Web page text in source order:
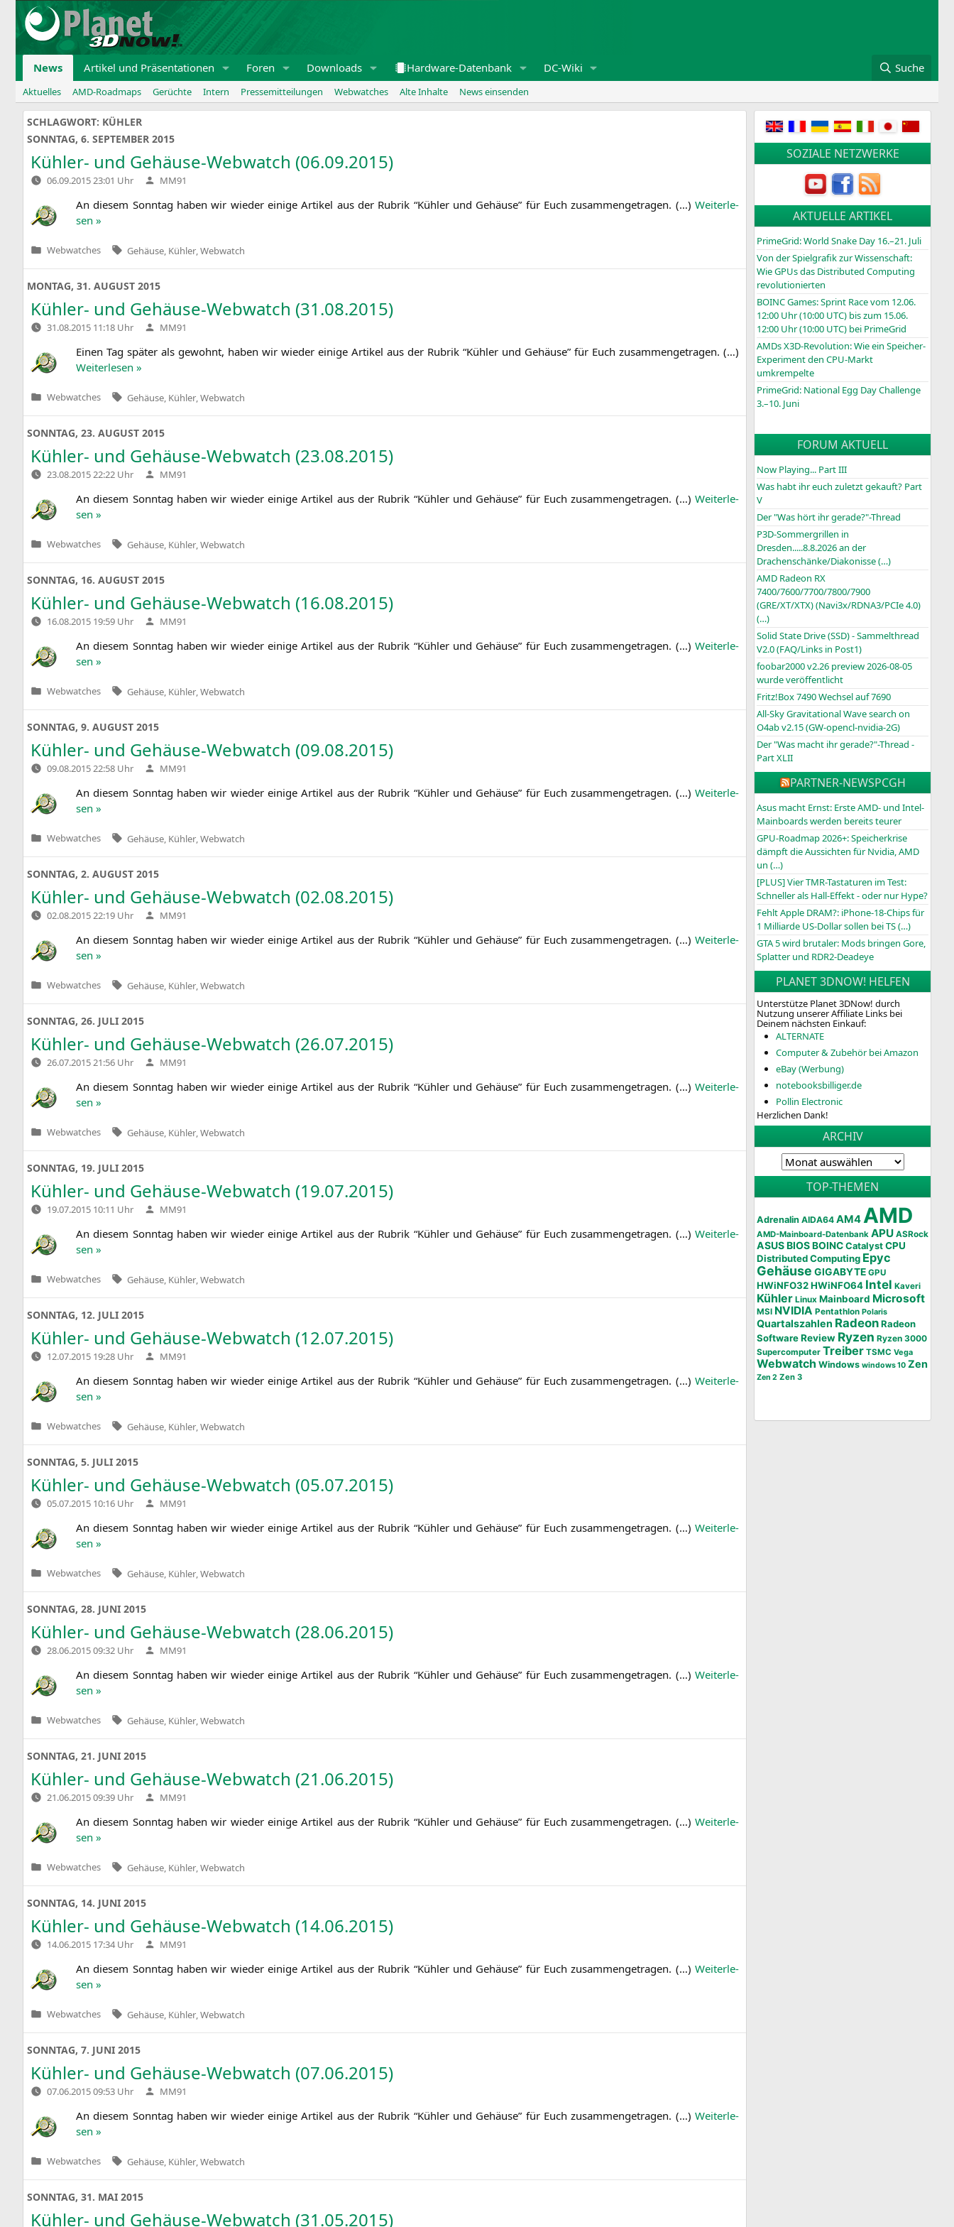
Zum
Inhalt
springen
News Artikel und Präsentationen Foren Downloads Hardware-Datenbank DC-Wiki Suche
Aktuelles AMD-Roadmaps Gerüchte Intern Pressemitteilungen Webwatches Alte Inhalte News einsenden
SCHLAGWORT: KÜHLER
SONNTAG, 6. SEPTEMBER 2015
Kühler- und Gehäuse-Webwatch (06.09.2015)
06.09.2015 23:01 Uhr Verfasst
von
MM91
An die­sem Sonn­tag haben wir wie­der eini­ge Arti­kel aus der Rubrik “Küh­ler und Gehäu­se” für Euch zusam­men­ge­tra­gen. (…) Wei­ter­le­
sen »
Veröffentlicht
Webwatches Tags:
Gehäuse Kühler Webwatch
MONTAG, 31. AUGUST 2015
Kühler- und Gehäuse-Webwatch (31.08.2015)
31.08.2015 11:18 Uhr Verfasst
von
MM91
Einen Tag spä­ter als gewohnt, haben wir wie­der eini­ge Arti­kel aus der Rubrik “Küh­ler und Gehäu­se” für Euch zusam­men­ge­tra­gen. (…)
Wei­ter­le­sen »
Veröffentlicht
Webwatches Tags:
Gehäuse Kühler Webwatch
SONNTAG, 23. AUGUST 2015
Kühler- und Gehäuse-Webwatch (23.08.2015)
23.08.2015 22:22 Uhr Verfasst
von
MM91
An die­sem Sonn­tag haben wir wie­der eini­ge Arti­kel aus der Rubrik “Küh­ler und Gehäu­se” für Euch zusam­men­ge­tra­gen. (…) Wei­ter­le­
sen »
Veröffentlicht
Webwatches Tags:
Gehäuse Kühler Webwatch
SONNTAG, 16. AUGUST 2015
Kühler- und Gehäuse-Webwatch (16.08.2015)
16.08.2015 19:59 Uhr Verfasst
von
MM91
An die­sem Sonn­tag haben wir wie­der eini­ge Arti­kel aus der Rubrik “Küh­ler und Gehäu­se” für Euch zusam­men­ge­tra­gen. (…) Wei­ter­le­
sen »
Veröffentlicht
Webwatches Tags:
Gehäuse Kühler Webwatch
SONNTAG, 9. AUGUST 2015
Kühler- und Gehäuse-Webwatch (09.08.2015)
09.08.2015 22:58 Uhr Verfasst
von
MM91
An die­sem Sonn­tag haben wir wie­der eini­ge Arti­kel aus der Rubrik “Küh­ler und Gehäu­se” für Euch zusam­men­ge­tra­gen. (…) Wei­ter­le­
sen »
Veröffentlicht
Webwatches Tags:
Gehäuse Kühler Webwatch
SONNTAG, 2. AUGUST 2015
Kühler- und Gehäuse-Webwatch (02.08.2015)
02.08.2015 22:19 Uhr Verfasst
von
MM91
An die­sem Sonn­tag haben wir wie­der eini­ge Arti­kel aus der Rubrik “Küh­ler und Gehäu­se” für Euch zusam­men­ge­tra­gen. (…) Wei­ter­le­
sen »
Veröffentlicht
Webwatches Tags:
Gehäuse Kühler Webwatch
SONNTAG, 26. JULI 2015
Kühler- und Gehäuse-Webwatch (26.07.2015)
26.07.2015 21:56 Uhr Verfasst
von
MM91
An die­sem Sonn­tag haben wir wie­der eini­ge Arti­kel aus der Rubrik “Küh­ler und Gehäu­se” für Euch zusam­men­ge­tra­gen. (…) Wei­ter­le­
sen »
Veröffentlicht
Webwatches Tags:
Gehäuse Kühler Webwatch
SONNTAG, 19. JULI 2015
Kühler- und Gehäuse-Webwatch (19.07.2015)
19.07.2015 10:11 Uhr Verfasst
von
MM91
An die­sem Sonn­tag haben wir wie­der eini­ge Arti­kel aus der Rubrik “Küh­ler und Gehäu­se” für Euch zusam­men­ge­tra­gen. (…) Wei­ter­le­
sen »
Veröffentlicht
Webwatches Tags:
Gehäuse Kühler Webwatch
SONNTAG, 12. JULI 2015
Kühler- und Gehäuse-Webwatch (12.07.2015)
12.07.2015 19:28 Uhr Verfasst
von
MM91
An die­sem Sonn­tag haben wir wie­der eini­ge Arti­kel aus der Rubrik “Küh­ler und Gehäu­se” für Euch zusam­men­ge­tra­gen. (…) Wei­ter­le­
sen »
Veröffentlicht
Webwatches Tags:
Gehäuse Kühler Webwatch
SONNTAG, 5. JULI 2015
Kühler- und Gehäuse-Webwatch (05.07.2015)
05.07.2015 10:16 Uhr Verfasst
von
MM91
An die­sem Sonn­tag haben wir wie­der eini­ge Arti­kel aus der Rubrik “Küh­ler und Gehäu­se” für Euch zusam­men­ge­tra­gen. (…) Wei­ter­le­
sen »
Veröffentlicht
Webwatches Tags:
Gehäuse Kühler Webwatch
SONNTAG, 28. JUNI 2015
Kühler- und Gehäuse-Webwatch (28.06.2015)
28.06.2015 09:32 Uhr Verfasst
von
MM91
An die­sem Sonn­tag haben wir wie­der eini­ge Arti­kel aus der Rubrik “Küh­ler und Gehäu­se” für Euch zusam­men­ge­tra­gen. (…) Wei­ter­le­
sen »
Veröffentlicht
Webwatches Tags:
Gehäuse Kühler Webwatch
SONNTAG, 21. JUNI 2015
Kühler- und Gehäuse-Webwatch (21.06.2015)
21.06.2015 09:39 Uhr Verfasst
von
MM91
An die­sem Sonn­tag haben wir wie­der eini­ge Arti­kel aus der Rubrik “Küh­ler und Gehäu­se” für Euch zusam­men­ge­tra­gen. (…) Wei­ter­le­
sen »
Veröffentlicht
Webwatches Tags:
Gehäuse Kühler Webwatch
SONNTAG, 14. JUNI 2015
Kühler- und Gehäuse-Webwatch (14.06.2015)
14.06.2015 17:34 Uhr Verfasst
von
MM91
An die­sem Sonn­tag haben wir wie­der eini­ge Arti­kel aus der Rubrik “Küh­ler und Gehäu­se” für Euch zusam­men­ge­tra­gen. (…) Wei­ter­le­
sen »
Veröffentlicht
Webwatches Tags:
Gehäuse Kühler Webwatch
SONNTAG, 7. JUNI 2015
Kühler- und Gehäuse-Webwatch (07.06.2015)
07.06.2015 09:53 Uhr Verfasst
von
MM91
An die­sem Sonn­tag haben wir wie­der eini­ge Arti­kel aus der Rubrik “Küh­ler und Gehäu­se” für Euch zusam­men­ge­tra­gen. (…) Wei­ter­le­
sen »
Veröffentlicht
Webwatches Tags:
Gehäuse Kühler Webwatch
SONNTAG, 31. MAI 2015
Kühler- und Gehäuse-Webwatch (31.05.2015)
SOZIALE NETZWERKE
AKTUELLE ARTIKEL
PrimeGrid: World Snake Day 16.–21. Juli
Von der Spielgrafik zur Wissenschaft:
Wie GPUs das Distributed Computing
revolutionierten
BOINCGames: Sprint Race vom 12.06.
12:00 Uhr (10:00 UTC) bis zum 15.06.
12:00 Uhr (10:00 UTC) bei PrimeGrid
AMDs X3D-Revolution: Wie ein Speicher-
Experiment den CPU-Markt
umkrempelte
PrimeGrid: National Egg Day Challenge
3.–10. Juni
FORUM AKTUELL
Now Playing... Part III
Was habt ihr euch zuletzt gekauft? Part
V
Der "Was hört ihr gerade?"-Thread
P3D-Sommergrillen in
Dresden.....8.8.2026 an der
Drachenschänke/Diakonisse (…)
AMD Radeon RX
7400/7600/7700/7800/7900
(GRE/XT/XTX) (Navi3x/RDNA3/PCIe 4.0)
(…)
Solid State Drive (SSD) - Sammelthread
V2.0 (FAQ/Links in Post1)
foobar2000 v2.26 preview 2026-08-05
wurde veröffentlicht
Fritz!Box 7490 Wechsel auf 7690
All-Sky Gravitational Wave search on
O4ab v2.15 (GW-opencl-nvidia-2G)
Der "Was macht ihr gerade?"-Thread -
Part XLII
PARTNER-NEWSPCGH
Asus macht Ernst: Erste AMD- und Intel-
Mainboards werden bereits teurer
GPU-Roadmap 2026+: Speicherkrise
dämpft die Aussichten für Nvidia, AMD
un (…)
[PLUS] Vier TMR-Tastaturen im Test:
Schneller als Hall-Effekt - oder nur Hype?
Fehlt Apple DRAM?: iPhone-18-Chips für
1 Milliarde US-Dollar sollen bei TS (…)
GTA 5 wird brutaler: Mods bringen Gore,
Splatter und RDR2-Deadeye
PLANET 3DNOW! HELFEN
Unterstütze Planet 3DNow! durch
Nutzung unserer Affiliate Links bei
Deinem nächsten Einkauf:
ALTERNATE
Computer & Zubehör bei Amazon
eBay (Werbung)
notebooksbilliger.de
Pollin Electronic
Herzlichen Dank!
ARCHIV
TOP-THEMEN
Adrenalin AIDA64 AM4AMD
AMD-Mainboard-Datenbank APU ASRock
ASUSBIOSBOINC Catalyst CPU
Distributed Computing Epyc
Gehäuse GIGABYTE GPU
HWiNFO32HWiNFO64 Intel Kaveri
Kühler Linux Mainboard Microsoft
MSI NVIDIA Pentathlon Polaris
Quartalszahlen RadeonRadeon
SoftwareReview Ryzen Ryzen 3000
Supercomputer Treiber TSMC Vega
Webwatch Windows windows 10 Zen
Zen 2 Zen 3